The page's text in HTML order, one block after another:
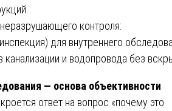
контроля:
для внутреннего
и водопровода без
— основа объективности
ответ на вопрос «почему это